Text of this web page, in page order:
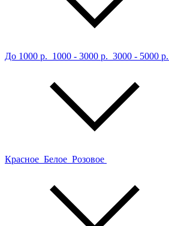
До 1000 р. 1000 - 3000 р. 3000 - 5000 р.
Красное Белое Розовое